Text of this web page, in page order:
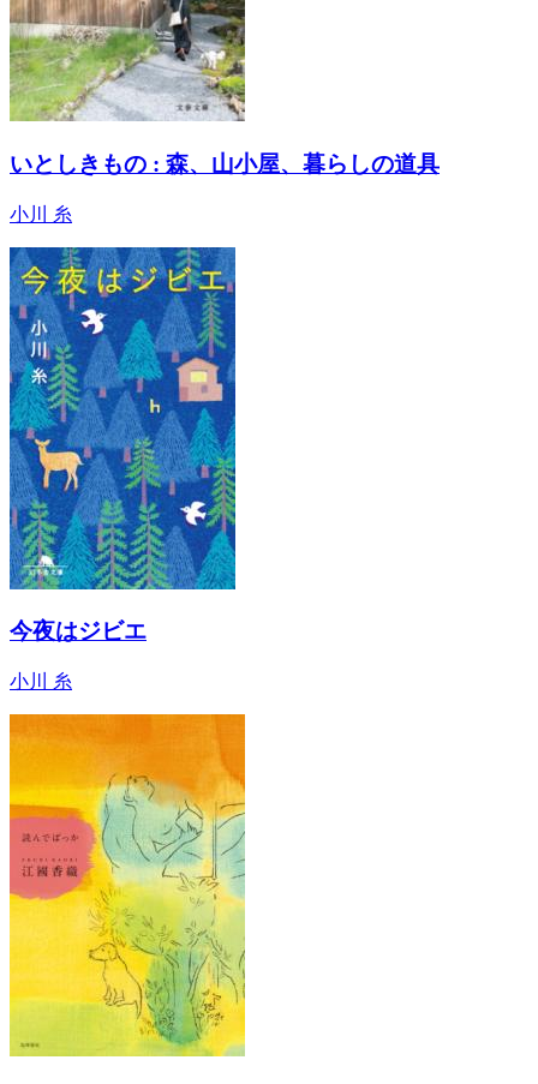
いとしきもの : 森、山小屋、暮らしの道具
小川 糸
今夜はジビエ
小川 糸